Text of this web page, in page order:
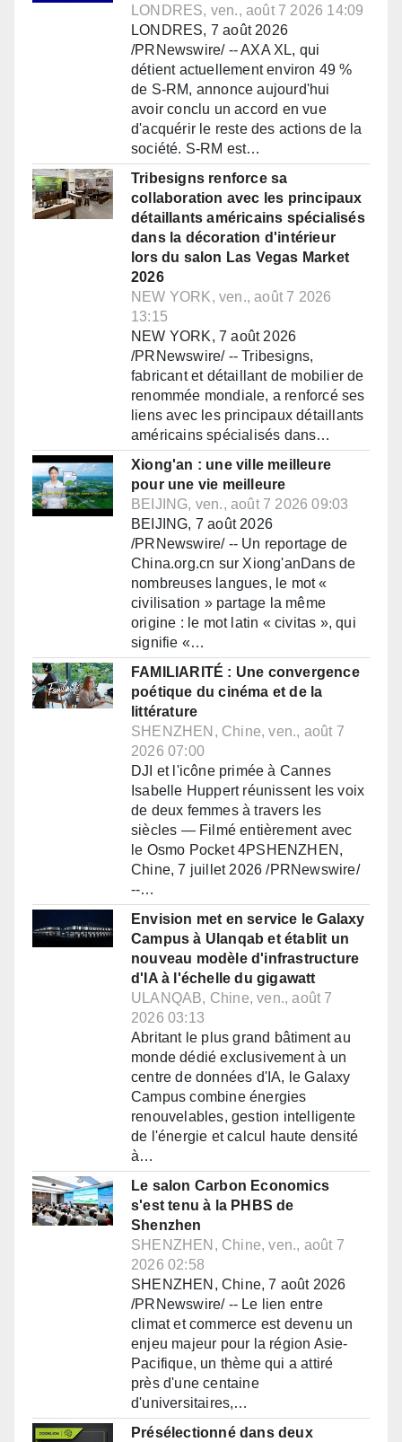
LONDRES, ven., août 7 2026 14:09
LONDRES, 7 août 2026
/PRNewswire/ -- AXA XL, qui
détient actuellement environ 49 %
de S-RM, annonce aujourd'hui
avoir conclu un accord en vue
d'acquérir le reste des actions de la
société. S-RM est…
Tribesigns renforce sa
collaboration avec les principaux
détaillants américains spécialisés
dans la décoration d'intérieur
lors du salon Las Vegas Market
2026
NEW YORK, ven., août 7 2026
13:15
NEW YORK, 7 août 2026
/PRNewswire/ -- Tribesigns,
fabricant et détaillant de mobilier de
renommée mondiale, a renforcé ses
liens avec les principaux détaillants
américains spécialisés dans…
Xiong'an : une ville meilleure
pour une vie meilleure
BEIJING, ven., août 7 2026 09:03
BEIJING, 7 août 2026
/PRNewswire/ -- Un reportage de
China.org.cn sur Xiong'anDans de
nombreuses langues, le mot «
civilisation » partage la même
origine : le mot latin « civitas », qui
signifie «…
FAMILIARITÉ : Une convergence
poétique du cinéma et de la
littérature
SHENZHEN, Chine, ven., août 7
2026 07:00
DJI et l'icône primée à Cannes
Isabelle Huppert réunissent les voix
de deux femmes à travers les
siècles — Filmé entièrement avec
le Osmo Pocket 4PSHENZHEN,
Chine, 7 juillet 2026 /PRNewswire/
--…
Envision met en service le Galaxy
Campus à Ulanqab et établit un
nouveau modèle d'infrastructure
d'IA à l'échelle du gigawatt
ULANQAB, Chine, ven., août 7
2026 03:13
Abritant le plus grand bâtiment au
monde dédié exclusivement à un
centre de données d'IA, le Galaxy
Campus combine énergies
renouvelables, gestion intelligente
de l'énergie et calcul haute densité
à…
Le salon Carbon Economics
s'est tenu à la PHBS de
Shenzhen
SHENZHEN, Chine, ven., août 7
2026 02:58
SHENZHEN, Chine, 7 août 2026
/PRNewswire/ -- Le lien entre
climat et commerce est devenu un
enjeu majeur pour la région Asie-
Pacifique, un thème qui a attiré
près d'une centaine
d'universitaires,…
Présélectionné dans deux